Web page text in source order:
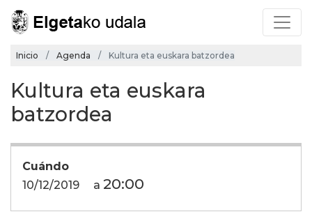
Inicio Agenda Kultura eta euskara batzordea
Kultura eta euskara
batzordea
Cuándo
10/12/2019
a 20:00